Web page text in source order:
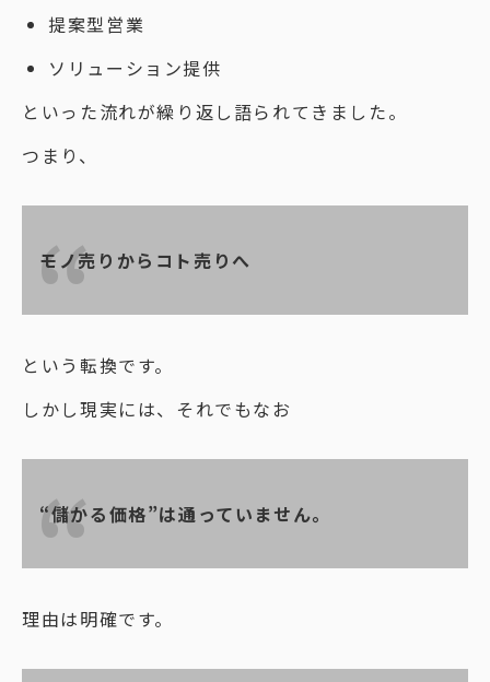
提案型営業
ソリューション提供
といった流れが繰り返し語られてきました。
つまり、
モノ売りからコト売りへ
という転換です。
しかし現実には、それでもなお
“儲かる価格”は通っていません。
理由は明確です。